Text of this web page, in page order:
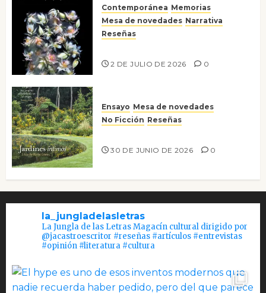
Contemporánea Memorias
Mesa de novedades Narrativa
Reseñas
2 DE JULIO DE 2026 0
Ensayo Mesa de novedades
No Ficción Reseñas
30 DE JUNIO DE 2026 0
la_jungladelasletras
La Jungla de las Letras Magacín cultural dirigido por
@jacastroescritor #reseñas #artículos #entrevistas
#opinión #literatura #cultura